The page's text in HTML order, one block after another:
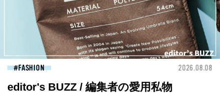
FASHION 2026.08.08
editor's BUZZ / 編集者の愛用私物